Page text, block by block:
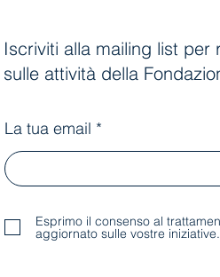
Iscriviti alla mailing list per
sulle attività della
La tua email
Esprimo il consenso al
aggiornato sulle vostre iniziative.